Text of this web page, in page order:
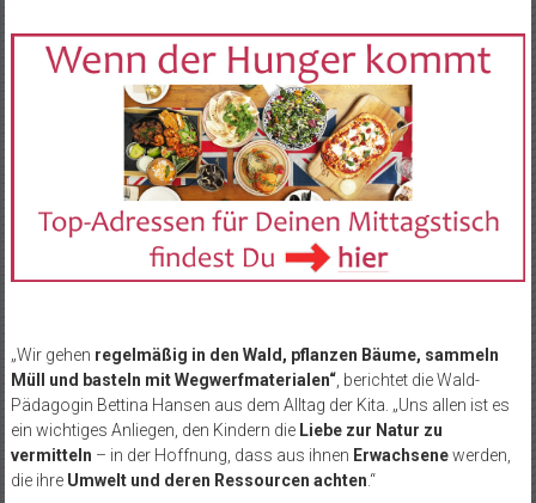
„Wir gehen regelmäßig in den Wald, pflanzen Bäume, sammeln
Müll und basteln mit Wegwerfmaterialen“, berichtet die Wald-
Pädagogin Bettina Hansen aus dem Alltag der Kita. „Uns allen ist es
ein wichtiges Anliegen, den Kindern dieLiebe zur Natur zu
vermitteln – in der Hoffnung, dass aus ihnen Erwachsenewerden,
die ihre Umwelt und deren Ressourcen achten .“